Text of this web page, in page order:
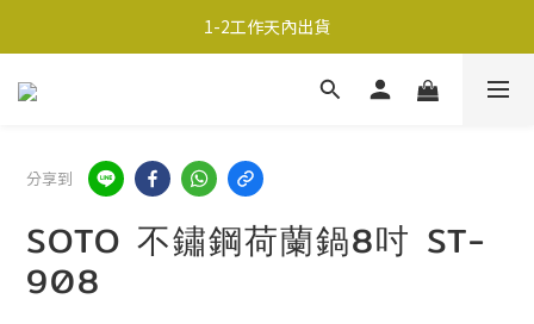
超商取貨690免運；宅配990免運
1-2工作天內出貨
超商取貨690免運；宅配990免運
分享到
SOTO 不鏽鋼荷蘭鍋8吋 ST-
908